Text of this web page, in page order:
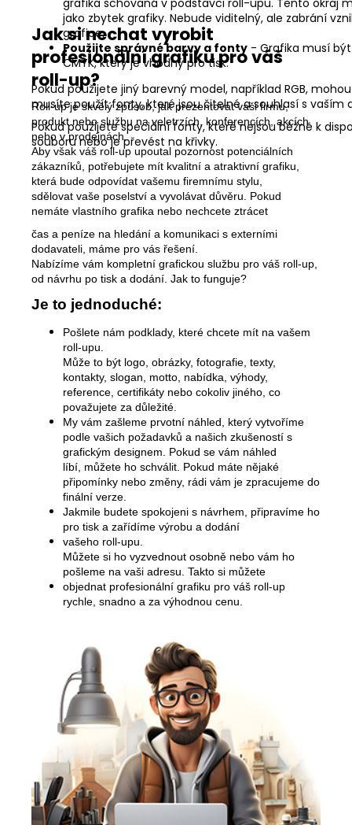
jako zbytek grafiky. Nebude viditelný, ale zabrání
grafice.
Použijte správné barvy a fonty - Grafika musí
CMYK, který je vhodný pro tisk.
Pokud použijete jiný barevný model, například RGB,
musíte použít fonty, které jsou čitelné a souhlasí s vaším
Pokud použijete speciální fonty, které nejsou běžně k
souboru nebo je převést na křivky.
Jak si nechat vyrobit
profesionální grafiku pro váš
roll-up?
Roll-up je skvělý způsob, jak prezentovat vaši firmu,
produkt nebo službu na veletrzích, konferencích, akcích
nebo v prodejnách.
Aby však váš roll-up upoutal pozornost potenciálních
zákazníků, potřebujete mít kvalitní a atraktivní grafiku,
která bude odpovídat vašemu firemnímu stylu,
sdělovat vaše poselství a vyvolávat důvěru.
Pokud
nemáte vlastního grafika nebo nechcete ztrácet
čas a peníze na hledání a komunikaci s externími
dodavateli, máme pro vás řešení.
Nabízíme vám kompletní grafickou službu pro váš roll-up,
od návrhu po tisk a dodání. Jak to funguje?
Je to jednoduché:
Pošlete nám podklady, které chcete mít na vašem
roll-upu.
Může to být logo, obrázky, fotografie, texty,
kontakty, slogan, motto, nabídka, výhody,
reference, certifikáty nebo cokoliv jiného, co
považujete za důležité.
My vám zašleme prvotní náhled, který vytvoříme
podle vašich požadavků a našich zkušeností s
grafickým designem. Pokud se vám náhled
líbí, můžete ho schválit. Pokud máte nějaké
připomínky nebo změny, rádi vám je zpracujeme do
finální verze.
Jakmile budete spokojeni s návrhem, připravíme ho
pro tisk a zařídíme výrobu a dodání
vašeho roll-upu.
Můžete si ho vyzvednout osobně nebo vám ho
pošleme na vaši adresu. Takto si můžete
objednat profesionální grafiku pro váš roll-up
rychle, snadno a za výhodnou cenu.